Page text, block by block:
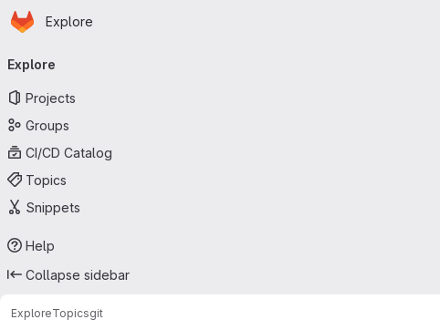
Skip to main content
Homepage
Explore
navigation
Explore
Projects
Groups
CI/CD Catalog
Topics
Snippets
Help
Collapse sidebar
ExploreTopicsgit